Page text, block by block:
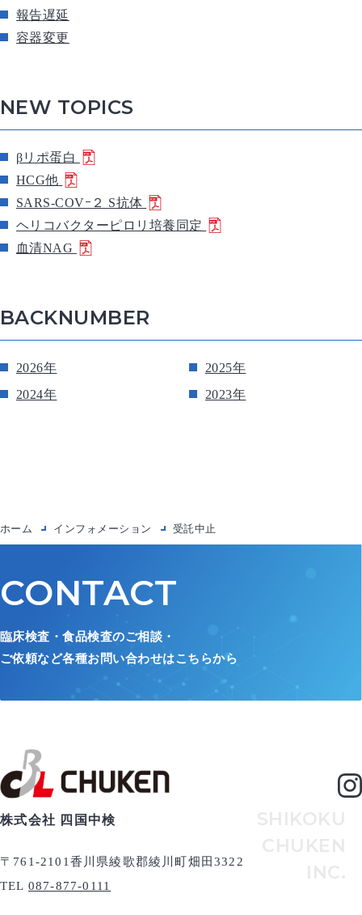
報告遅延
容器変更
NEW TOPICS
βリポ蛋白
HCG他
SARS-COVｰ２ S抗体
ヘリコバクターピロリ培養同定
血清NAG
BACKNUMBER
2026年
2025年
2024年
2023年
ホーム インフォメーション 受託中止
CONTACT
臨床検査・食品検査のご相談・
ご依頼など各種お問い合わせはこちらから
株式会社 四国中検
〒761-2101 香川県綾歌郡綾川町畑田3322
TEL 087-877-0111